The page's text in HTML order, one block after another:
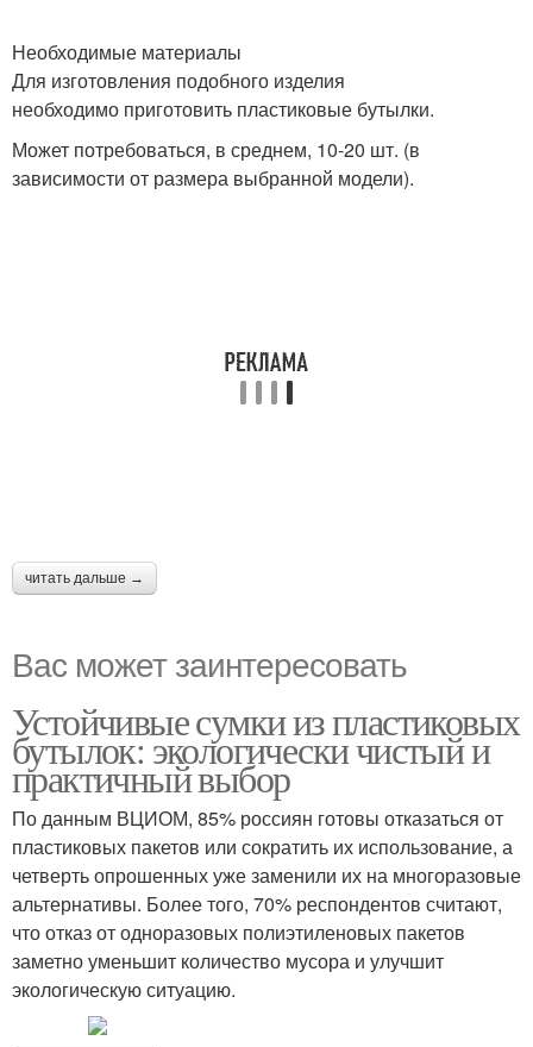
Необходимые материалы
Для изготовления подобного изделия
необходимо приготовить пластиковые бутылки.
Может потребоваться, в среднем, 10-20 шт. (в
зависимости от размера выбранной модели).
читать дальше →
Вас может заинтересовать
Устойчивые сумки из пластиковых
бутылок: экологически чистый и
практичный выбор
По данным ВЦИОМ, 85% россиян готовы отказаться от
пластиковых пакетов или сократить их использование, а
четверть опрошенных уже заменили их на многоразовые
альтернативы. Более того, 70% респондентов считают,
что отказ от одноразовых полиэтиленовых пакетов
заметно уменьшит количество мусора и улучшит
экологическую ситуацию.